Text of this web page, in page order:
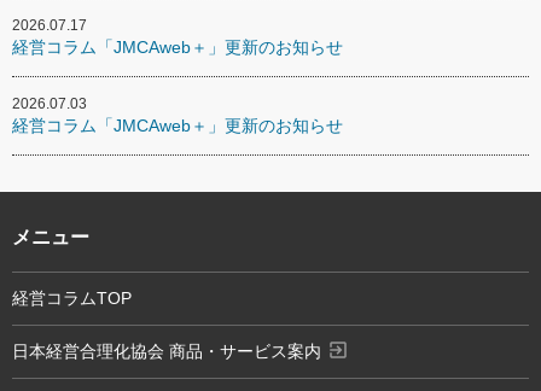
2026.07.17
経営コラム「JMCAweb＋」更新のお知らせ
2026.07.03
経営コラム「JMCAweb＋」更新のお知らせ
メニュー
経営コラムTOP
日本経営合理化協会 商品・サービス案内 exit_to_app